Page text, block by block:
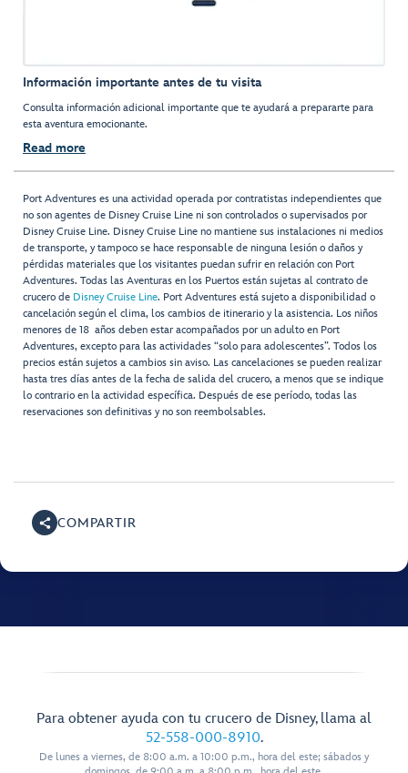
Información importante antes de tu visita
Consulta información adicional importante que te ayudará a prepararte para
esta aventura emocionante.
Read more
Port Adventures es una actividad operada por contratistas independientes que
no son agentes de Disney Cruise Line ni son controlados o supervisados por
Disney Cruise Line. Disney Cruise Line no mantiene sus instalaciones ni medios
de transporte, y tampoco se hace responsable de ninguna lesión o daños y
pérdidas materiales que los visitantes puedan sufrir en relación con Port
Adventures. Todas las Aventuras en los Puertos están sujetas al contrato de
crucero de Disney Cruise Line. Port Adventures está sujeto a disponibilidad o
cancelación según el clima, los cambios de itinerario y la asistencia. Los niños
menores de 18 años deben estar acompañados por un adulto en Port
Adventures, excepto para las actividades “solo para adolescentes”. Todos los
precios están sujetos a cambios sin aviso. Las cancelaciones se pueden realizar
hasta tres días antes de la fecha de salida del crucero, a menos que se indique
lo contrario en la actividad específica. Después de ese período, todas las
reservaciones son definitivas y no son reembolsables.
COMPARTIR
Para obtener ayuda con tu crucero de Disney, llama al
52-558-000-8910.
De lunes a viernes, de 8:00 a.m. a 10:00 p.m., hora del este; sábados y